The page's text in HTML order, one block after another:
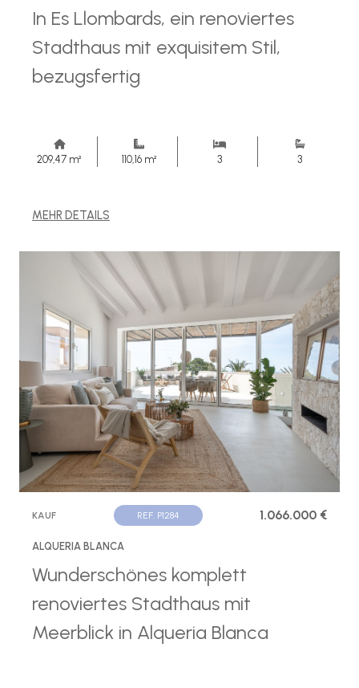
In Es Llombards, ein renoviertes
Stadthaus mit exquisitem Stil,
bezugsfertig
209,47 m² 110,16 m² 3 3
MEHR DETAILS
KAUF REF. P1284 1.066.000 €
ALQUERIA BLANCA
Wunderschönes komplett
renoviertes Stadthaus mit
Meerblick in Alqueria Blanca